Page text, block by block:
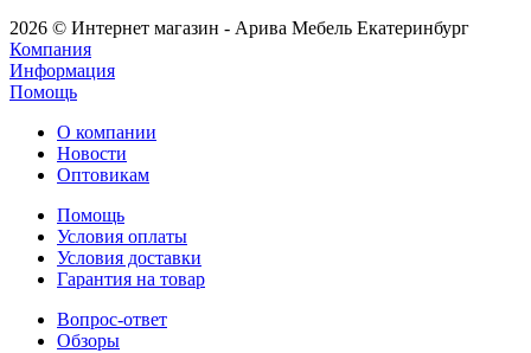
2026 © Интернет магазин - Арива Мебель Екатеринбург
Компания
Информация
Помощь
О компании
Новости
Оптовикам
Помощь
Условия оплаты
Условия доставки
Гарантия на товар
Вопрос-ответ
Обзоры